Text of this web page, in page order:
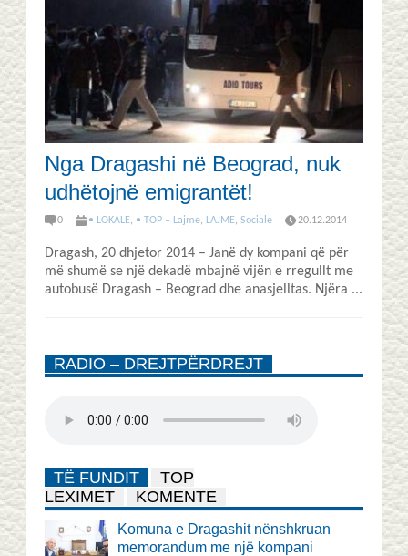
Nga Dragashi në Beograd, nuk
udhëtojnë emigrantët!
0 • LOKALE, • TOP – Lajme, LAJME, Sociale 20.12.2014
Dragash, 20 dhjetor 2014 – Janë dy kompani që për
më shumë se një dekadë mbajnë vijën e rregullt me
autobusë Dragash – Beograd dhe anasjelltas. Njëra ...
RADIO – DREJTPËRDREJT
TË FUNDIT
TOP
LEXIMET
KOMENTE
Komuna e Dragashit nënshkruan
memorandum me një kompani